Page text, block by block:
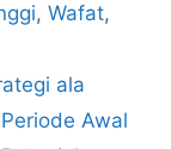
, Wafat,
ala
Awal